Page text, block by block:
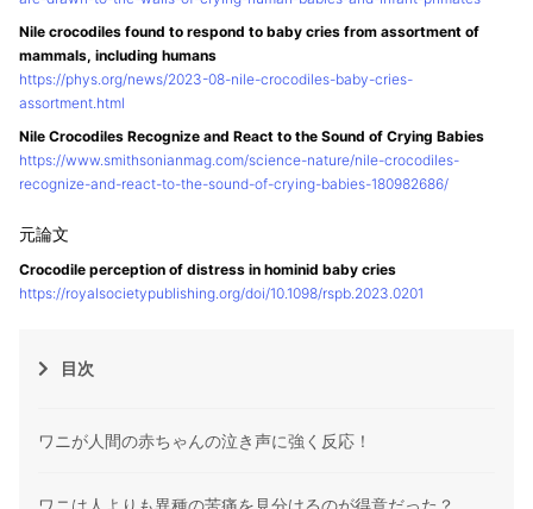
Nile crocodiles found to respond to baby cries from assortment of
mammals, including humans
https://phys.org/news/2023-08-nile-crocodiles-baby-cries-
assortment.html
Nile Crocodiles Recognize and React to the Sound of Crying Babies
https://www.smithsonianmag.com/science-nature/nile-crocodiles-
recognize-and-react-to-the-sound-of-crying-babies-180982686/
Crocodile perception of distress in hominid baby cries
https://royalsocietypublishing.org/doi/10.1098/rspb.2023.0201
目次
ワニが人間の赤ちゃんの泣き声に強く反応！
ワニは人よりも異種の苦痛を見分けるのが得意だった？